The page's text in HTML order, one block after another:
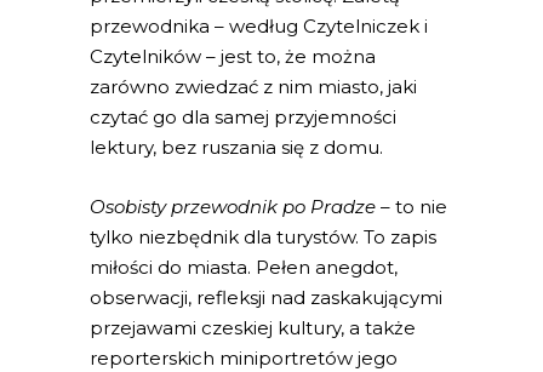
przewodnika – według Czytelniczek i
Czytelników – jest to, że można
zarówno zwiedzać z nim miasto, jaki
czytać go dla samej przyjemności
lektury, bez ruszania się z domu.
Osobisty przewodnik po Pradze – to nie
tylko niezbędnik dla turystów. To zapis
miłości do miasta. Pełen anegdot,
obserwacji, refleksji nad zaskakującymi
przejawami czeskiej kultury, a także
reporterskich miniportretów jego